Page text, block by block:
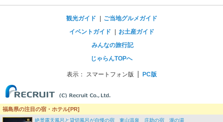
観光ガイド
ご当地グルメガイド
イベントガイド
お土産ガイド
みんなの旅行記
じゃらんTOPへ
表示： スマートフォン版 PC版
福島県の注目の宿・ホテル[PR]
絶景露天風呂と貸切風呂が自慢の宿 東山温泉 庄助の宿 瀧の湯